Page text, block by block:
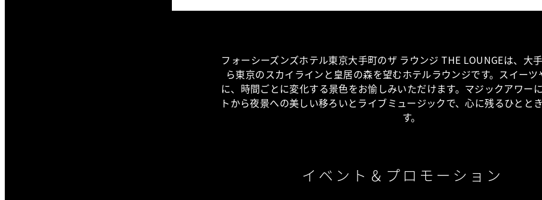
フォーシーズンズホテル東京大手町のザ ラウンジ THE LOUNGEは、大
ら東京のスカイラインと皇居の森を望むホテルラウンジです。スイーツ
に、時間ごとに変化する景色をお愉しみいただけます。マジックアワー
トから夜景への美しい移ろいとライブミュージックで、心に残るひとと
す。
イベント＆プロモーション